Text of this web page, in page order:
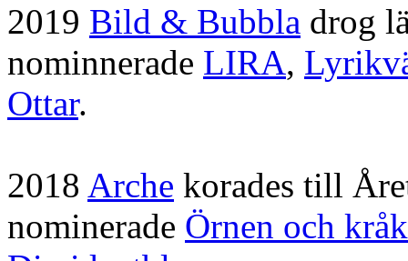
2019 Bild & Bubbla drog
nominnerade LIRA,
Ottar.
2018 Arche korades till
nominerade Örnen och